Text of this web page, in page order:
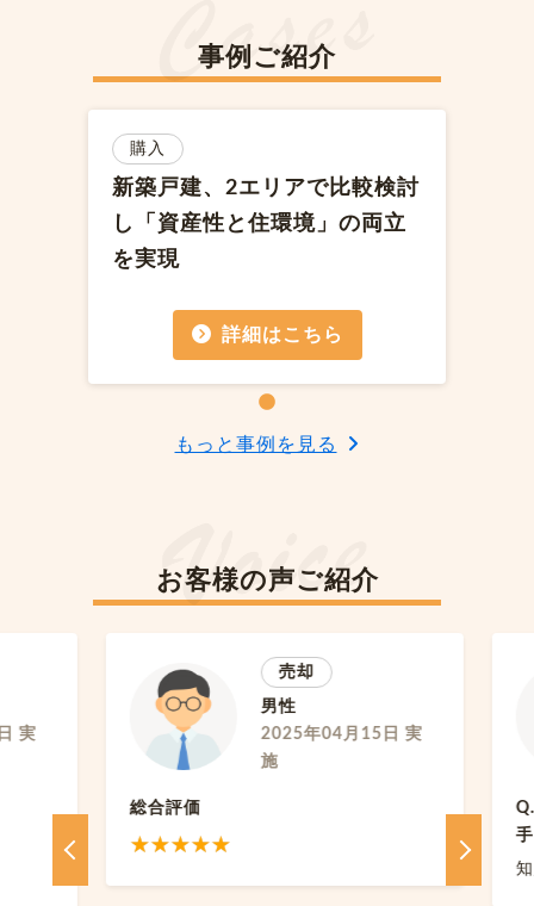
事例ご紹介
購入
新築戸建、2エリアで比較検討
し「資産性と住環境」の両立
を実現
詳細はこちら
もっと事例を見る
お客様の声ご紹介
売却
男性
2025年04月15日 実
総合評価
Q.
手
知